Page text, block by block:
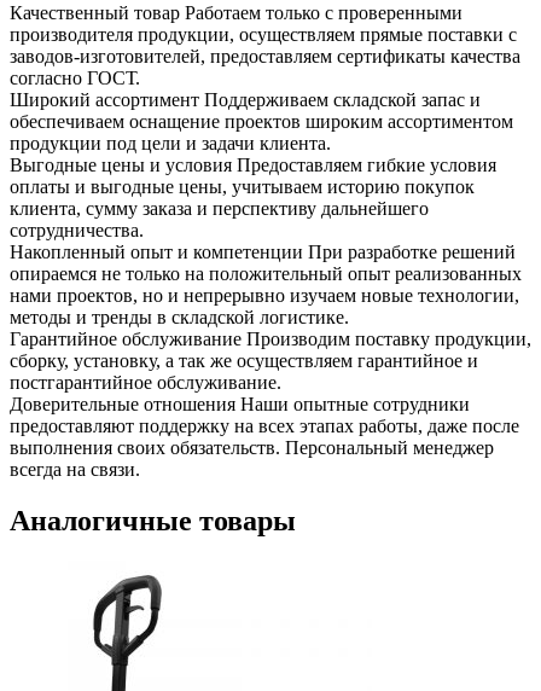
Качественный товар Работаем только с проверенными
производителя продукции, осуществляем прямые поставки с
заводов-изготовителей, предоставляем сертификаты качества
согласно ГОСТ.
Широкий ассортимент Поддерживаем складской запас и
обеспечиваем оснащение проектов широким ассортиментом
продукции под цели и задачи клиента.
Выгодные цены и условия Предоставляем гибкие условия
оплаты и выгодные цены, учитываем историю покупок
клиента, сумму заказа и перспективу дальнейшего
сотрудничества.
Накопленный опыт и компетенции При разработке решений
опираемся не только на положительный опыт реализованных
нами проектов, но и непрерывно изучаем новые технологии,
методы и тренды в складской логистике.
Гарантийное обслуживание Производим поставку продукции,
сборку, установку, а так же осуществляем гарантийное и
постгарантийное обслуживание.
Доверительные отношения Наши опытные сотрудники
предоставляют поддержку на всех этапах работы, даже после
выполнения своих обязательств. Персональный менеджер
всегда на связи.
Аналогичные товары